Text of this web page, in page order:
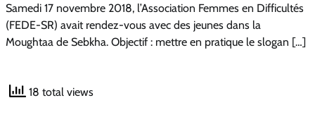
Samedi 17 novembre 2018, l’Association Femmes en Difficultés
(FEDE-SR) avait rendez-vous avec des jeunes dans la
Moughtaa de Sebkha. Objectif : mettre en pratique le slogan […]
18 total views